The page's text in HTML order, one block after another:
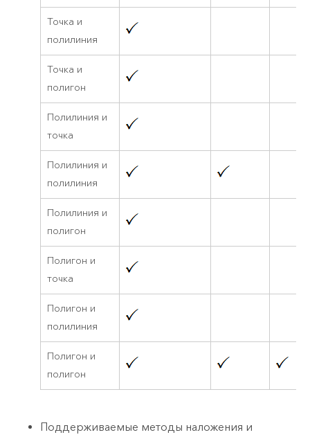
Точка и
полилиния
Точка и
полигон
Полилиния и
точка
Полилиния и
полилиния
Полилиния и
полигон
Полигон и
точка
Полигон и
полилиния
Полигон и
полигон
Поддерживаемые методы наложения и